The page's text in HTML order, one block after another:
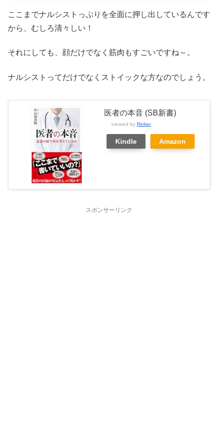
ここまでナルシストっぷりを全面に押し出しているんです
から、むしろ清々しい！
それにしても、顔だけでなく筋肉もすごいですね～。
ナルシストってだけでなくストイックな方なのでしょう。
医者の本音 (SB新書)
created by Rinker
Kindle Amazon
スポンサーリンク